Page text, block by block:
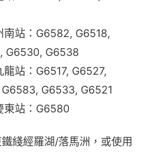
南站：G6582, G6518,
G6530, G6538
站：G6517, G6527,
G6533, G6521
東站：G6580
綫經羅湖/落馬洲，或使用